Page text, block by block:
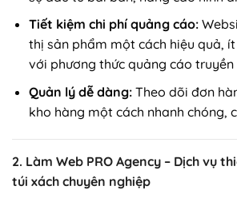
Tiết kiệm chi phí quảng cáo:
thị sản phẩm một cách hiệu quả,
với phương thức quảng cáo truyền
Quản lý dễ dàng:Theo dõi đơn
kho hàng một cách nhanh chóng,
2. Làm Web PRO Agency – Dịch vụ
túi xách chuyên nghiệp